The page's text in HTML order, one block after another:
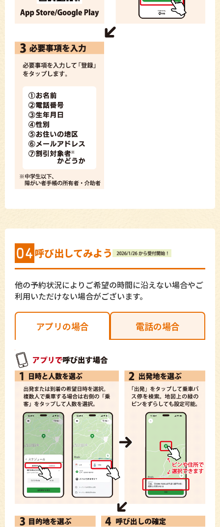
呼び出してみよう
他の予約状況によりご希望の時間に沿えない場合やご
利用いただけない場合がございます。
アプリの場合 電話の場合